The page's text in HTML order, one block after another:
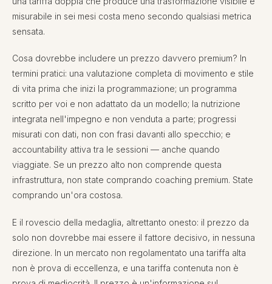
misurabile in sei mesi costa meno secondo qualsiasi metrica
sensata.
Cosa dovrebbe includere un prezzo davvero premium? In
termini pratici: una valutazione completa di movimento e stile
di vita prima che inizi la programmazione; un programma
scritto per voi e non adattato da un modello; la nutrizione
integrata nell'impegno e non venduta a parte; progressi
misurati con dati, non con frasi davanti allo specchio; e
accountability attiva tra le sessioni — anche quando
viaggiate. Se un prezzo alto non comprende questa
infrastruttura, non state comprando coaching premium. State
comprando un'ora costosa.
E il rovescio della medaglia, altrettanto onesto: il prezzo da
solo non dovrebbe mai essere il fattore decisivo, in nessuna
direzione. In un mercato non regolamentato una tariffa alta
non è prova di eccellenza, e una tariffa contenuta non è